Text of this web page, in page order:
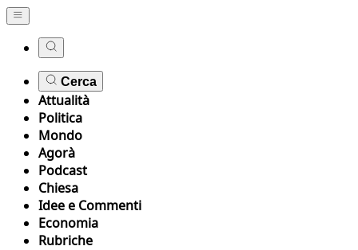
Cerca
Attualità
Politica
Mondo
Agorà
Podcast
Chiesa
Idee e Commenti
Economia
Rubriche